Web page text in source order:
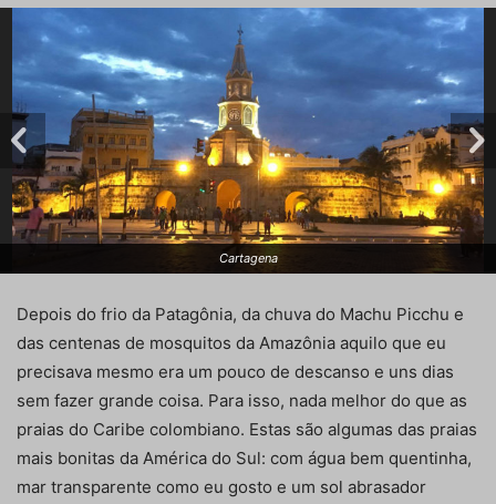
Cartagena
Depois do frio da Patagônia, da chuva do Machu Picchu e
das centenas de mosquitos da Amazônia aquilo que eu
precisava mesmo era um pouco de descanso e uns dias
sem fazer grande coisa. Para isso, nada melhor do que as
praias do Caribe colombiano. Estas são algumas das praias
mais bonitas da América do Sul: com água bem quentinha,
mar transparente como eu gosto e um sol abrasador